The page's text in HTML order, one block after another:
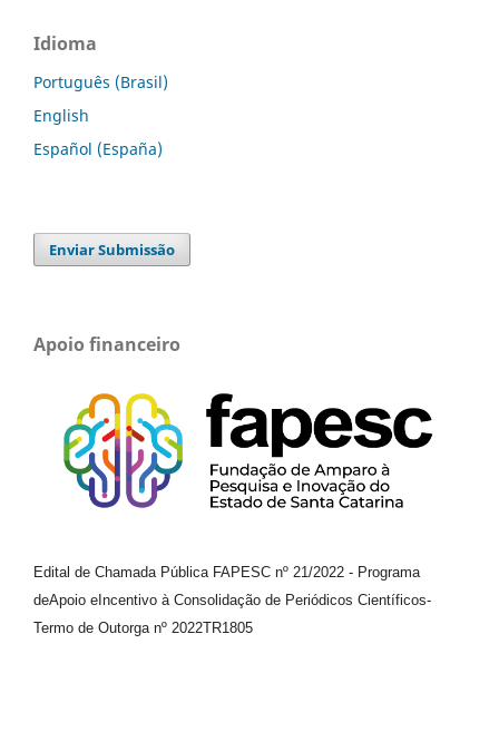
Idioma
Português (Brasil)
English
Español (España)
Enviar Submissão
Apoio financeiro
Edital de Chamada Pública FAPESC nº 21/2022 - Programa
deApoio e Incentivo à Consolidação de Periódicos Científicos-
Termo de Outorga nº 2022TR1805